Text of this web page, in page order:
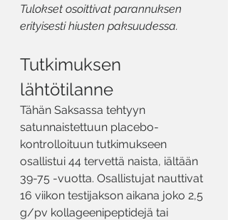
Tulokset osoittivat parannuksen
erityisesti hiusten paksuudessa.
Tutkimuksen
lähtötilanne
Tähän Saksassa tehtyyn
satunnaistettuun placebo-
kontrolloituun tutkimukseen
osallistui 44 tervettä naista, iältään
39-75 -vuotta. Osallistujat nauttivat
16 viikon testijakson aikana joko 2,5
g/pv kollageenipeptidejä tai